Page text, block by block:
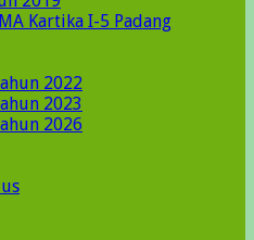
Kartika I-5 Padang
2022
2023
2026